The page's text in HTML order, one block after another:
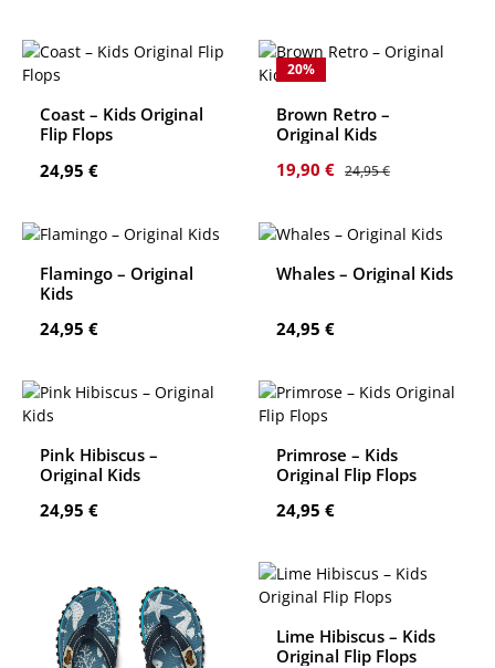
Coast – Kids Original
Flip Flops
Regulärer Preis:
24,95 €
20%
Brown Retro –
Original Kids
Verkaufspreis:
19,90 € Regulärer Preis:
24,95 €
Flamingo – Original
Kids
Regulärer Preis:
24,95 €
Whales – Original Kids
Regulärer Preis:
24,95 €
Pink Hibiscus –
Original Kids
Regulärer Preis:
24,95 €
Primrose – Kids
Original Flip Flops
Regulärer Preis:
24,95 €
Lime Hibiscus – Kids
Original Flip Flops